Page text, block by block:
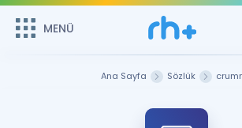
MENÜ
Sepetin Şu An Boş.
MENÜ
Ana Sayfa Sözlük